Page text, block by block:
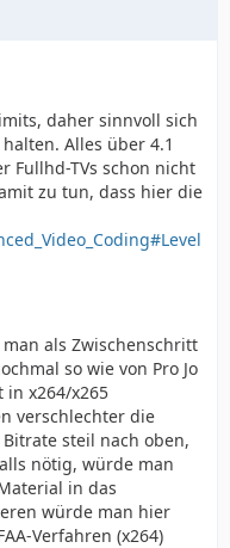
daher sinnvoll sich
Alles über 4.1
Fullhd-TVs schon nicht
zu tun, dass hier die
als Zwischenschritt
so wie von Pro Jo
x264/x265
verschlechter die
steil nach oben,
nötig, würde man
in das
würde man hier
Verfahren (x264)